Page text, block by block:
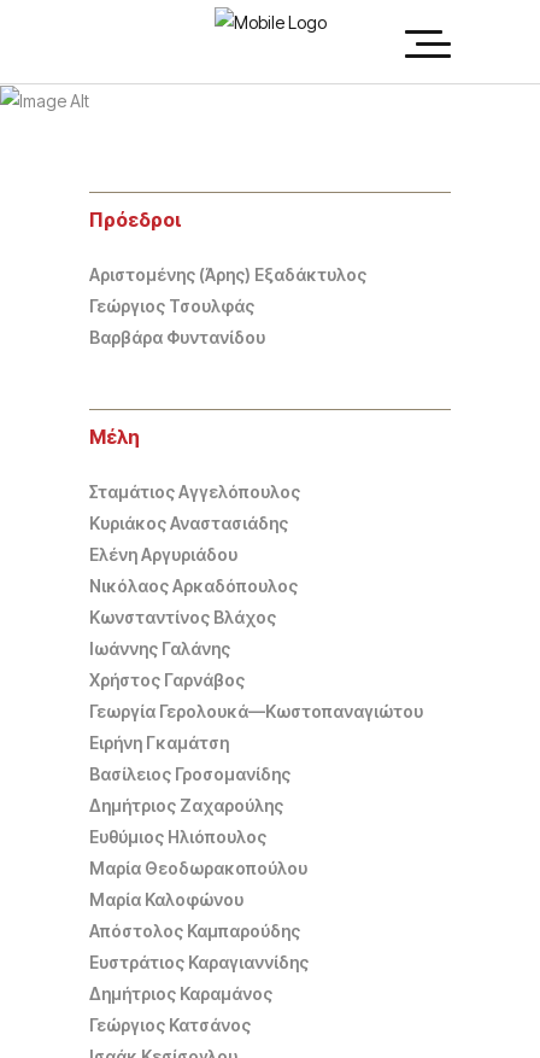
Επιστημονική
Πρόεδροι
Αριστομένης (Άρης) Εξαδάκτυλος
Γεώργιος Τσουλφάς
Βαρβάρα Φυντανίδου
Μέλη
Σταμάτιος Αγγελόπουλος
Κυριάκος Αναστασιάδης
Ελένη Αργυριάδου
Νικόλαος Αρκαδόπουλος
Κωνσταντίνος Βλάχος
Ιωάννης Γαλάνης
Χρήστος Γαρνάβος
Γεωργία Γερολουκά—Κωστοπαναγιώτου
Ειρήνη Γκαμάτση
Βασίλειος Γροσομανίδης
Δημήτριος Ζαχαρούλης
Ευθύμιος Ηλιόπουλος
Μαρία Θεοδωρακoπούλου
Μαρία Καλοφώνου
Απόστολος Καμπαρούδης
Ευστράτιος Καραγιαννίδης
Δημήτριος Καραμάνος
Γεώργιος Κατσάνος